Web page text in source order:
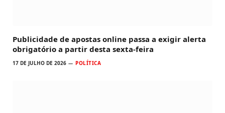
Publicidade de apostas online passa a exigir alerta
obrigatório a partir desta sexta-feira
17 DE JULHO DE 2026 POLÍTICA